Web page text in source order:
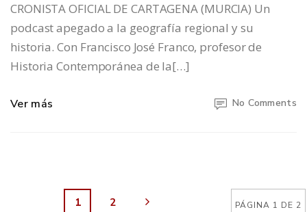
CRONISTA OFICIAL DE CARTAGENA (MURCIA) Un
podcast apegado a la geografía regional y su
historia. Con Francisco José Franco, profesor de
Historia Contemporánea de la[…]
Ver más No Comments
PÁGINA 1 DE 2
1 2